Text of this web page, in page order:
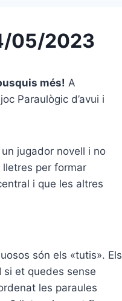
05/2023
més! A
Paraulògic d’avui i
jugador novell i no
per formar
i que les altres
són els «tutis». Els
si et quedes sense
les paraules